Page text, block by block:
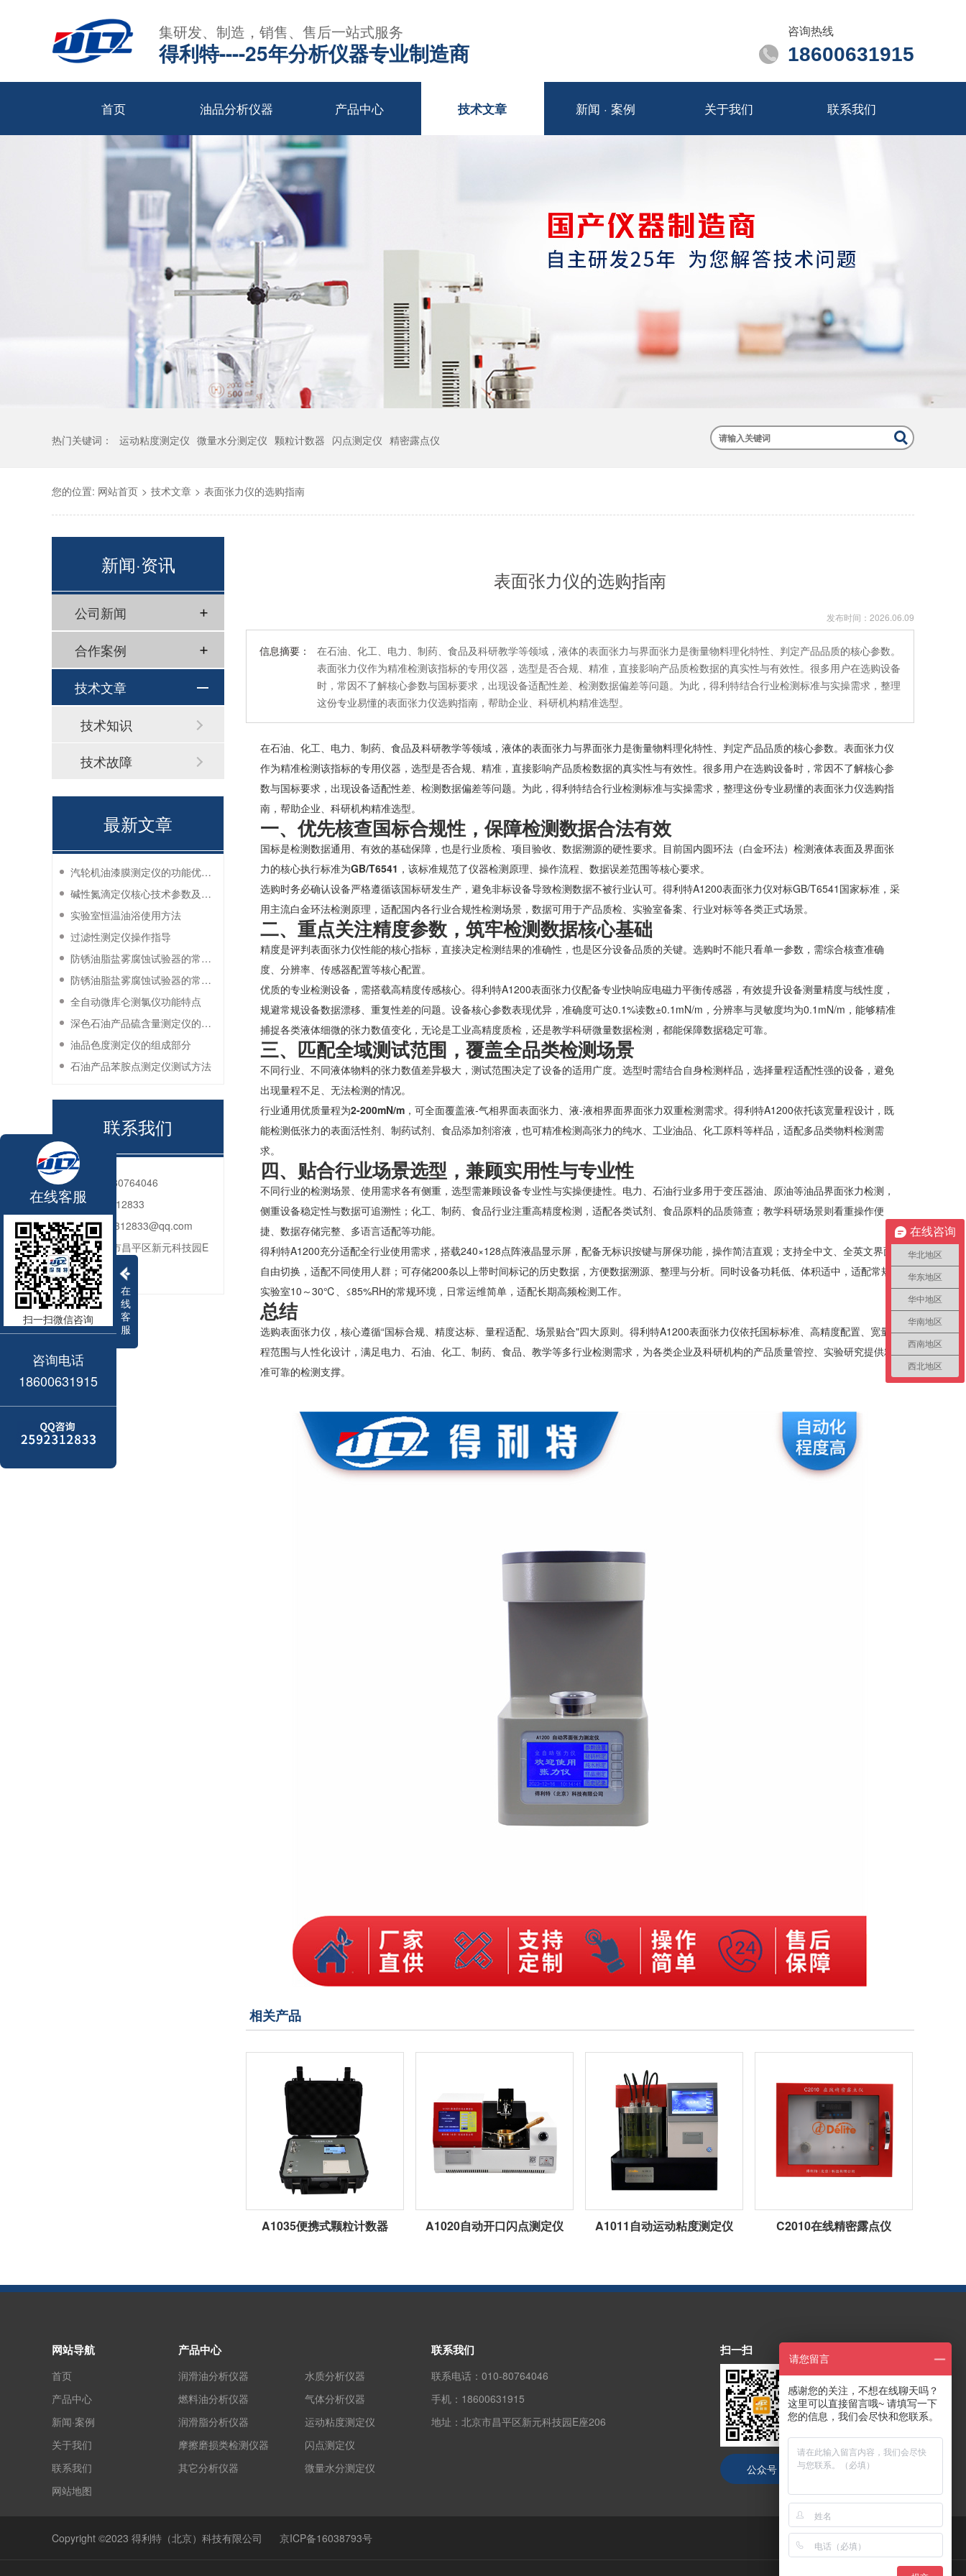
集研发、制造，销售、售后一站式服务
得利特----25年分析仪器专业制造商
咨询热线
18600631915
首页 油品分析仪器 产品中心 技术文章 新闻 · 案例 关于我们 联系我们
热门关键词： 运动粘度测定仪 微量水分测定仪 颗粒计数器 闪点测定仪 精密露点仪
您的位置: 网站首页 > 技术文章 > 表面张力仪的选购指南
表面张力仪的选购指南
发布时间： 2026.06.09
信息摘要：
在石油、化工、电力、制药、食品及科研教学等领域，液体的表面张力与界面张力是衡量物料理化特性、判定产品品质的核心参数。
表面张力仪作为精准检测该指标的专用仪器，选型是否合规、精准，直接影响产品质检数据的真实性与有效性。很多用户在选购设备
时，常因不了解核心参数与国标要求，出现设备适配性差、检测数据偏差等问题。为此，得利特结合行业检测标准与实操需求，整理
这份专业易懂的表面张力仪选购指南，帮助企业、科研机构精准选型。
在石油、化工、电力、制药、食品及科研教学等领域，液体的表面张力与界面张力是衡量物料理化特性、判定产品品质的核心参数。表面张力仪
作为精准检测该指标的专用仪器，选型是否合规、精准，直接影响产品质检数据的真实性与有效性。很多用户在选购设备时，常因不了解核心参
数与国标要求，出现设备适配性差、检测数据偏差等问题。为此，得利特结合行业检测标准与实操需求，整理这份专业易懂的表面张力仪选购指
南，帮助企业、科研机构精准选型。
一、优先核查国标合规性，保障检测数据合法有效
国标是检测数据通用、有效的基础保障，也是行业质检、项目验收、数据溯源的硬性要求。目前国内圆环法（白金环法）检测液体表面及界面张
力的核心执行标准为GB/T6541 ，该标准规范了仪器检测原理、操作流程、数据误差范围等核心要求。
选购时务必确认设备严格遵循该国标研发生产，避免非标设备导致检测数据不被行业认可。得利特A1200表面张力仪对标GB/T6541国家标准，采
用主流白金环法检测原理，适配国内各行业合规性检测场景，数据可用于产品质检、实验室备案、行业对标等各类正式场景。
二、重点关注精度参数，筑牢检测数据核心基础
精度是评判表面张力仪性能的核心指标，直接决定检测结果的准确性，也是区分设备品质的关键。选购时不能只看单一参数，需综合核查准确
度、分辨率、传感器配置等核心配置。
优质的专业检测设备，需搭载高精度传感核心。得利特A1200表面张力仪配备专业快响应电磁力平衡传感器，有效提升设备测量精度与线性度，
规避常规设备数据漂移、重复性差的问题。设备核心参数表现优异，准确度可达0.1%读数±0.1mN/m，分辨率与灵敏度均为0.1mN/m，能够精准
捕捉各类液体细微的张力数值变化，无论是工业高精度质检，还是教学科研微量数据检测，都能保障数据稳定可靠。
三、匹配全域测试范围，覆盖全品类检测场景
不同行业、不同液体物料的张力数值差异极大，测试范围决定了设备的适用广度。选型时需结合自身检测样品，选择量程适配性强的设备，避免
出现量程不足、无法检测的情况。
行业通用优质量程为2-200mN/m ，可全面覆盖液-气相界面表面张力、液-液相界面界面张力双重检测需求。得利特A1200依托该宽量程设计，既
能检测低张力的表面活性剂、制药试剂、食品添加剂溶液，也可精准检测高张力的纯水、工业油品、化工原料等样品，适配多品类物料检测需
求。
四、贴合行业场景选型，兼顾实用性与专业性
不同行业的检测场景、使用需求各有侧重，选型需兼顾设备专业性与实操便捷性。电力、石油行业多用于变压器油、原油等油品界面张力检测，
侧重设备稳定性与数据可追溯性；化工、制药、食品行业注重高精度检测，适配各类试剂、食品原料的品质筛查；教学科研场景则看重操作便
捷、数据存储完整、多语言适配等功能。
得利特A1200充分适配全行业使用需求，搭载240×128点阵液晶显示屏，配备无标识按键与屏保功能，操作简洁直观；支持全中文、全英文界面
自由切换，适配不同使用人群；可存储200条以上带时间标记的历史数据，方便数据溯源、整理与分析。同时设备功耗低、体积适中，适配常规
实验室10～30℃、≤85%RH的常规环境，日常运维简单，适配长期高频检测工作。
总结
选购表面张力仪，核心遵循“国标合规、精度达标、量程适配、场景贴合"四大原则。得利特A1200表面张力仪依托国标标准、高精度配置、宽量
程范围与人性化设计，满足电力、石油、化工、制药、食品、教学等多行业检测需求，为各类企业及科研机构的产品质量管控、实验研究提供精
准可靠的检测支撑。
相关产品
A1035便携式颗粒计数器 A1020自动开口闪点测定仪 A1011自动运动粘度测定仪 C2010在线精密露点仪
新闻·资讯
公司新闻
合作案例
技术文章
技术知识
技术故障
最新文章
汽轮机油漆膜测定仪的功能优势有哪些？
碱性氮滴定仪核心技术参数及应用说明
实验室恒温油浴使用方法
过滤性测定仪操作指导
防锈油脂盐雾腐蚀试验器的常见故障与解决方法
防锈油脂盐雾腐蚀试验器的常见故障与解决方法
全自动微库仑测氯仪功能特点
深色石油产品硫含量测定仪的工作环境要求
油品色度测定仪的组成部分
石油产品苯胺点测定仪测试方法
联系我们
电话：
010-80764046
QQ： 2592312833
邮箱：2592312833@qq.com
地址：北京市昌平区新元科技园E
座206
网站导航
首页
产品中心
新闻·案例
关于我们
联系我们
网站地图
产品中心
润滑油分析仪器
燃料油分析仪器
润滑脂分析仪器
摩擦磨损类检测仪器
其它分析仪器
水质分析仪器
气体分析仪器
运动粘度测定仪
闪点测定仪
微量水分测定仪
联系我们
联系电话： 010-80764046
手机： 18600631915
地址： 北京市昌平区新元科技园E座206
扫一扫
公众号 抖音号
技术支持：
Copyright ©2023 得利特（北京）科技有限公司 京ICP备16038793号
在
线
客
服
在线客服
扫一扫微信咨询
咨询电话
18600631915
在线咨询
华北地区
华东地区
华中地区
华南地区
西南地区
西北地区
请您留言
感谢您的关注，不想在线聊天吗？
这里可以直接留言哦~ 请填写一下
您的信息，我们会尽快和您联系。